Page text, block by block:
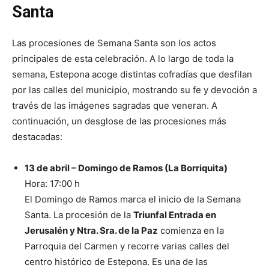
Santa
Las procesiones de Semana Santa son los actos
principales de esta celebración. A lo largo de toda la
semana, Estepona acoge distintas cofradías que desfilan
por las calles del municipio, mostrando su fe y devoción a
través de las imágenes sagradas que veneran. A
continuación, un desglose de las procesiones más
destacadas:
13 de abril – Domingo de Ramos (La Borriquita)
Hora: 17:00 h
El Domingo de Ramos marca el inicio de la Semana
Santa. La procesión de la Triunfal Entrada en
Jerusalén y Ntra. Sra. de la Paz comienza en la
Parroquia del Carmen y recorre varias calles del
centro histórico de Estepona. Es una de las